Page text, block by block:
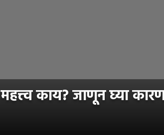
काय? जाणून घ्या